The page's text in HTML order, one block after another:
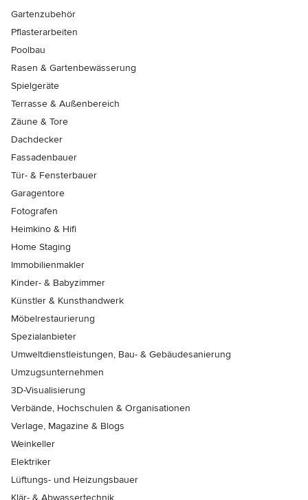
Gartenzubehör
Pflasterarbeiten
Poolbau
Rasen & Gartenbewässerung
Spielgeräte
Terrasse & Außenbereich
Zäune & Tore
Dachdecker
Fassadenbauer
Tür- & Fensterbauer
Garagentore
Fotografen
Heimkino & Hifi
Home Staging
Immobilienmakler
Kinder- & Babyzimmer
Künstler & Kunsthandwerk
Möbelrestaurierung
Spezialanbieter
Umweltdienstleistungen, Bau- & Gebäudesanierung
Umzugsunternehmen
3D-Visualisierung
Verbände, Hochschulen & Organisationen
Verlage, Magazine & Blogs
Weinkeller
Elektriker
Lüftungs- und Heizungsbauer